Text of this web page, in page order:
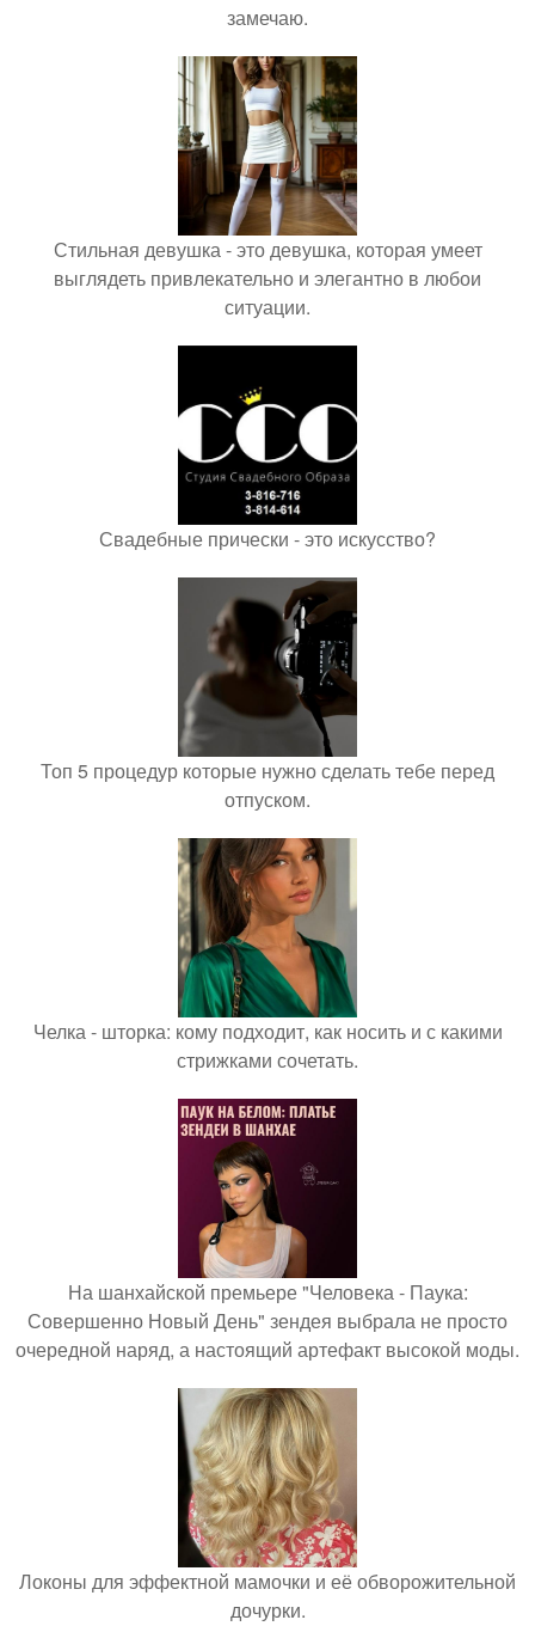
замечаю.
Стильная девушка - это девушка, которая умеет
выглядеть привлекательно и элегантно в любои
ситуации.
Свадебные прически - это искусство?
Топ 5 процедур которые нужно сделать тебе перед
отпуском.
Челка - шторка: кому подходит, как носить и с какими
стрижками сочетать.
На шанхайской премьере "Человека - Паука:
Совершенно Новый День" зендея выбрала не просто
очередной наряд, а настоящий артефакт высокой моды.
Локоны для эффектной мамочки и её обворожительной
дочурки.